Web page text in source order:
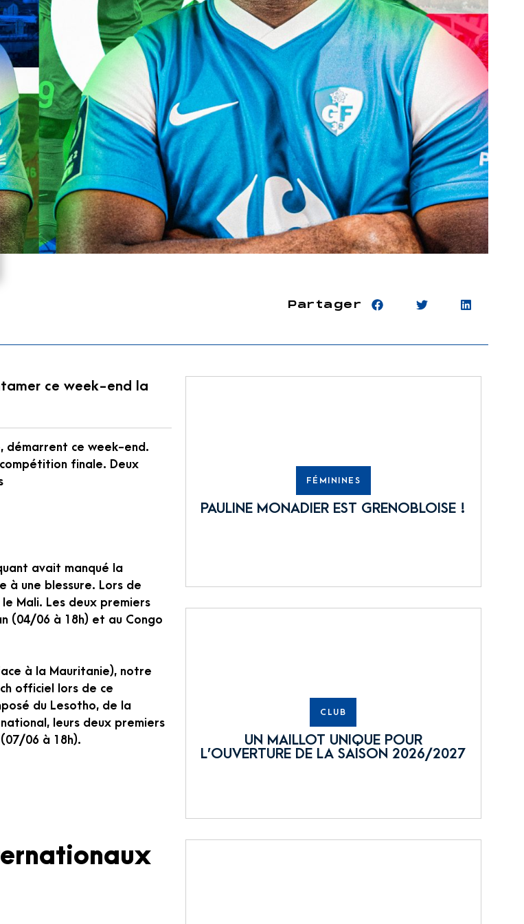
Partager
ce week-end la
démarrent ce week-end.
finale. Deux
avait manqué la
à une blessure. Lors de
Mali. Les deux premiers
(04/06 à 18h) et au Congo
à la Mauritanie), notre
officiel lors de ce
du Lesotho, de la
leurs deux premiers
06 à 18h).
FÉMININES
PAULINE MONADIER EST GRENOBLOISE !
CLUB
UN MAILLOT UNIQUE POUR
L’OUVERTURE DE LA SAISON 2026/2027